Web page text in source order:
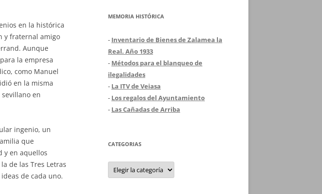
en la histórica
y fraternal amigo
Aunque
la empresa
como Manuel
en la misma
en
ingenio, un
que
y en aquellos
de las Tres Letras
de cada uno.
MEMORIA HISTÓRICA
- Inventario de Bienes de Zalamea la
Real. Año 1933
- Métodos para el blanqueo de
ilegalidades
- La ITV de Veiasa
- Los regalos del Ayuntamiento
- Las Cañadas de Arriba
CATEGORIAS
Categorias